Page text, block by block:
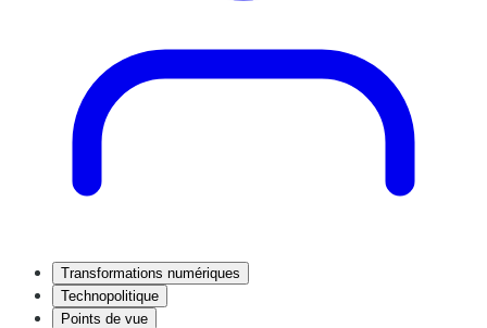
Transformations numériques
Technopolitique
Points de vue